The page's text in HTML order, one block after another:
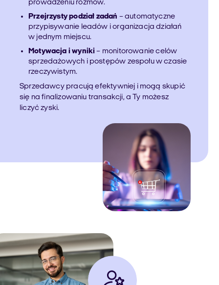
prowadzeniu rozmów.
Przejrzysty podział zadań – automatyczne
przypisywanie leadów i organizacja działań
w jednym miejscu.
Motywacja i wyniki– monitorowanie celów
sprzedażowych i postępów zespołu w czasie
rzeczywistym.
Sprzedawcy pracują efektywniej i mogą skupić
się na finalizowaniu transakcji, a Ty możesz
liczyć zyski.